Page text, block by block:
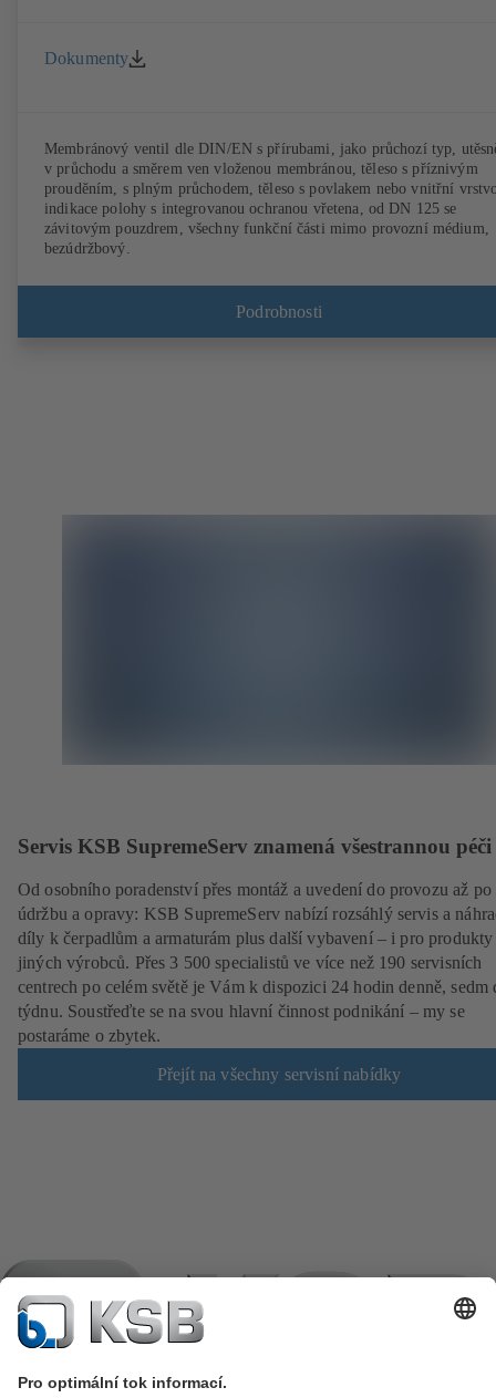
Dokumenty
Membránový ventil dle DIN/EN s přírubami, jako průchozí typ,
v průchodu a směrem ven vloženou membránou, těleso s příznivým
prouděním, s plným průchodem, těleso s povlakem nebo vnitřní
indikace polohy s integrovanou ochranou vřetena, od DN 125 se
závitovým pouzdrem, všechny funkční části mimo provozní médium,
bezúdržbový.
Podrobnosti
Servis KSB SupremeServ znamená všestrannou péči
Od osobního poradenství přes montáž a uvedení do provozu až po
údržbu a opravy: KSB SupremeServ nabízí rozsáhlý servis a
díly k čerpadlům a armaturám plus další vybavení – i pro produkty
jiných výrobců. Přes 3 500 specialistů ve více než 190 servisních
centrech po celém světě je Vám k dispozici 24 hodin denně, sedm
týdnu. Soustřeďte se na svou hlavní činnost podnikání – my se
postaráme o zbytek.
Přejít na všechny servisní nabídky